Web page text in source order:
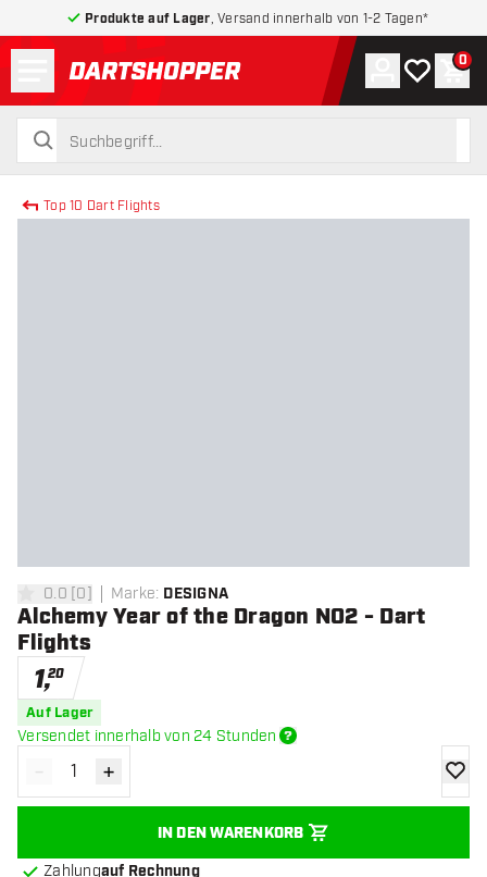
Produkte auf Lager , Versand innerhalb von 1-2 Tagen*
zurück zur Startseite
suchen
suchen
Konto
Meine 0
Top 10 Dart Flights
0 Bewertungssterne
0.0 [0] Marke: DESIGNA
Alchemy Year of the Dragon NO2 - Dart
Flights
1,20
Auf Lager
Versendet innerhalb von 24 Stunden
Menge verringern
- Menge erhöhen
+
IN DEN WARENKORB
Zur
Zahlungauf Rechnung